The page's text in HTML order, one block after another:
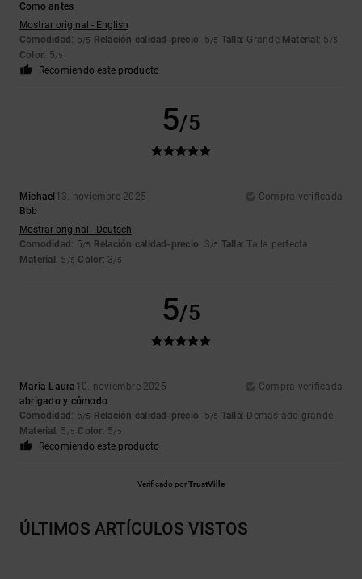
Como antes
Mostrar original - English
Comodidad : 5/5 Relación calidad-precio: 5/5 Talla: Grande Material : 5 /5
Color: 5/5
Recomiendo este producto
5/5
Michael 13. noviembre 2025
Compra verificada
Bbb
Mostrar original - Deutsch
Comodidad : 5/5 Relación calidad-precio: 3/5 Talla: Talla perfecta
Material : 5 /5 Color: 3/5
5/5
Maria Laura 10. noviembre 2025
Compra verificada
abrigado y cómodo
Comodidad : 5/5 Relación calidad-precio: 5/5 Talla: Demasiado grande
Material : 5 /5 Color: 5/5
Recomiendo este producto
Verificado porTrustVille
ÚLTIMOS ARTÍCULOS VISTOS